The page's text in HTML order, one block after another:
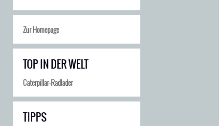
Zur Homepage
TOP IN DER WELT
Caterpillar-Radlader
TIPPS